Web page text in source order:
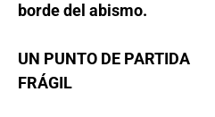
borde del abismo.
UN PUNTO DE PARTIDA
FRÁGIL